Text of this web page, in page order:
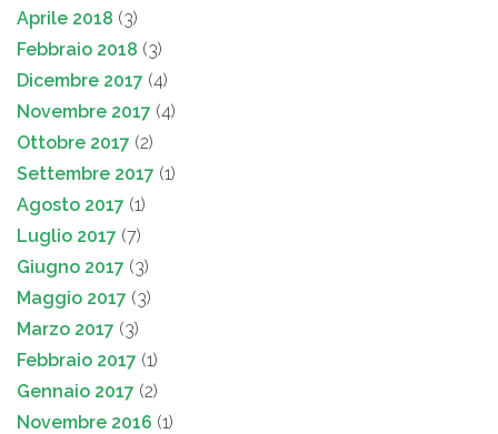
Aprile 2018 (3)
Febbraio 2018 (3)
Dicembre 2017 (4)
Novembre 2017 (4)
Ottobre 2017 (2)
Settembre 2017 (1)
Agosto 2017 (1)
Luglio 2017 (7)
Giugno 2017 (3)
Maggio 2017 (3)
Marzo 2017 (3)
Febbraio 2017 (1)
Gennaio 2017 (2)
Novembre 2016 (1)